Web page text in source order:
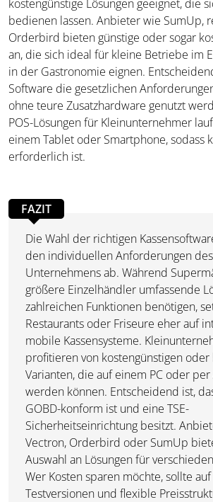
kostengünstige Lösungen geeignet, die
bedienen lassen. Anbieter wie SumUp,
Orderbird bieten günstige oder sogar
an, die sich ideal für kleine Betriebe im
in der Gastronomie eignen.
Software die gesetzlichen
ohne teure Zusatzhardware genutzt
POS-Lösungen für Kleinunternehmer
einem Tablet oder Smartphone, sodass
erforderlich ist.
FAZIT
Die Wahl der richtigen
den individuellen Anforderungen des
Unternehmens ab. Während
größere Einzelhändler umfassende
zahlreichen Funktionen benötigen,
Restaurants oder Friseure eher auf
mobile Kassensysteme.
profitieren von kostengünstigen oder
Varianten, die auf einem PC oder
werden können. Entscheidend ist,
GOBD-konform ist und eine TSE-
Sicherheitseinrichtung besitzt.
Vectron, Orderbird oder SumUp
Auswahl an Lösungen für
Wer Kosten sparen möchte, sollte
Testversionen und flexible